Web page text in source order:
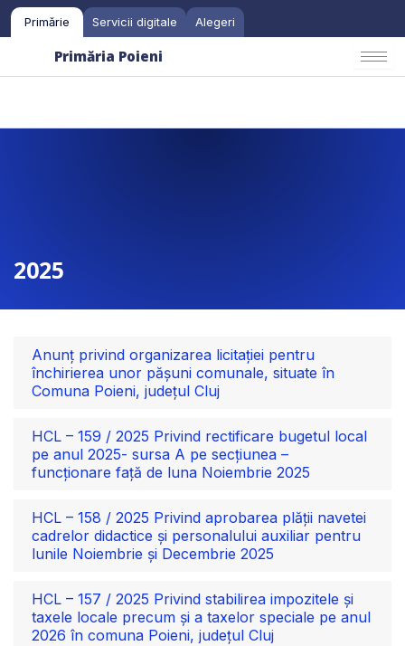
Skip
Primărie Servicii digitale Alegeri
Primăria Poieni
2025
Anunț privind organizarea licitației pentru
închirierea unor pășuni comunale, situate în
Comuna Poieni, județul Cluj
HCL – 159 / 2025 Privind rectificare bugetul local
pe anul 2025- sursa A pe secțiunea –
funcționare față de luna Noiembrie 2025
HCL – 158 / 2025 Privind aprobarea plății navetei
cadrelor didactice și personalului auxiliar pentru
lunile Noiembrie și Decembrie 2025
HCL – 157 / 2025 Privind stabilirea impozitele și
taxele locale precum și a taxelor speciale pe anul
2026 în comuna Poieni, județul Cluj
Page Page Page